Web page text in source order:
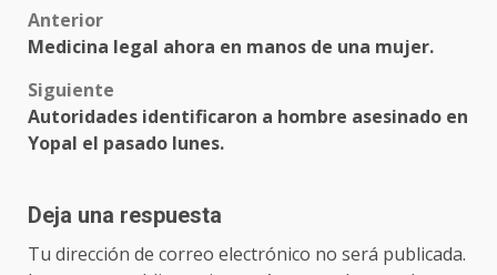
Anterior
Medicina legal ahora en manos de una mujer.
Siguiente
Autoridades identificaron a hombre asesinado en
Yopal el pasado lunes.
Deja una respuesta
Tu dirección de correo electrónico no será publicada.